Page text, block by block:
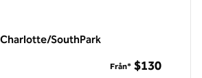
Charlotte/SouthPark
Från* $130